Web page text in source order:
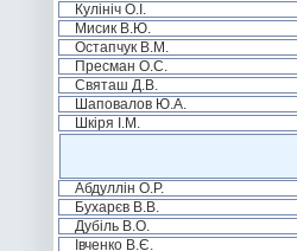
Кулініч О.І.
Мисик В.Ю.
Остапчук В.М.
Пресман О.С.
Святаш Д.В.
Шаповалов Ю.А.
Шкіря І.М.
Абдуллін О.Р.
Бухарєв В.В.
Дубіль В.О.
Івченко В.Є.